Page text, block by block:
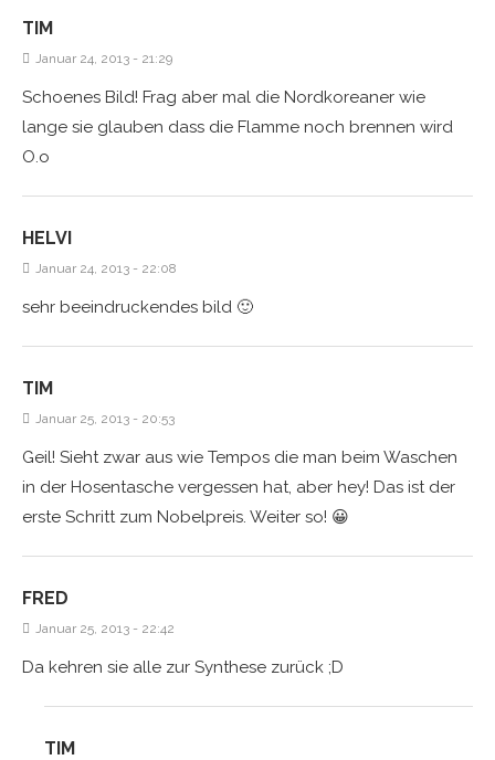
TIM
Januar 24, 2013 - 21:29
Schoenes Bild! Frag aber mal die Nordkoreaner wie
lange sie glauben dass die Flamme noch brennen wird
O.o
HELVI
Januar 24, 2013 - 22:08
sehr beeindruckendes bild 🙂
TIM
Januar 25, 2013 - 20:53
Geil! Sieht zwar aus wie Tempos die man beim Waschen
in der Hosentasche vergessen hat, aber hey! Das ist der
erste Schritt zum Nobelpreis. Weiter so! 😀
FRED
Januar 25, 2013 - 22:42
Da kehren sie alle zur Synthese zurück ;D
TIM